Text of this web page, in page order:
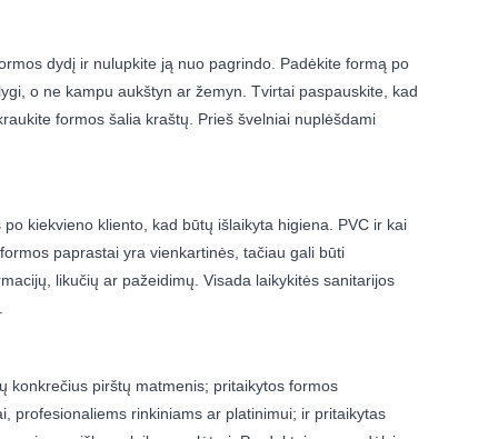
dydį ir nulupkite ją nuo pagrindo. Padėkite formą po
o ne kampu aukštyn ar žemyn. Tvirtai paspauskite, kad
formos šalia kraštų. Prieš švelniai nuplėšdami
kiekvieno kliento, kad būtų išlaikyta higiena. PVC ir kai
paprastai yra vienkartinės, tačiau gali būti
likučių ar pažeidimų. Visada laikykitės sanitarijos
konkrečius pirštų matmenis; pritaikytos formos
profesionaliems rinkiniams ar platinimui; ir pritaikytas